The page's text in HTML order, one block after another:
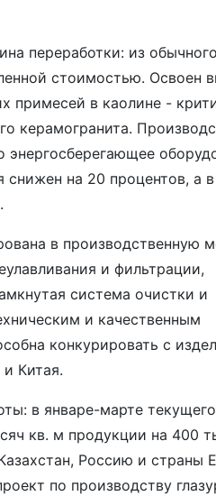
переработки: из
стоимостью. Освоен
примесей в каолине -
керамогранита.
снижен на 20 процентов, а
в производственную
и фильтрации,
система очистки и
и качественным
конкурировать с
Китая.
в январе-марте
кв. м продукции на 400
Россию и страны
по производству